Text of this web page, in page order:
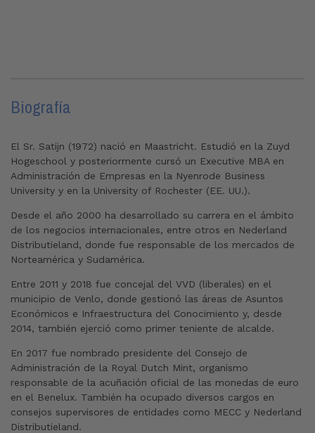
Biografía
El Sr. Satijn (1972) nació en Maastricht. Estudió en la Zuyd
Hogeschool y posteriormente cursó un Executive MBA en
Administración de Empresas en la Nyenrode Business
University y en la University of Rochester (EE. UU.).
Desde el año 2000 ha desarrollado su carrera en el ámbito
de los negocios internacionales, entre otros en Nederland
Distributieland, donde fue responsable de los mercados de
Norteamérica y Sudamérica.
Entre 2011 y 2018 fue concejal del VVD (liberales) en el
municipio de Venlo, donde gestionó las áreas de Asuntos
Económicos e Infraestructura del Conocimiento y, desde
2014, también ejerció como primer teniente de alcalde.
En 2017 fue nombrado presidente del Consejo de
Administración de la Royal Dutch Mint, organismo
responsable de la acuñación oficial de las monedas de euro
en el Benelux. También ha ocupado diversos cargos en
consejos supervisores de entidades como MECC y Nederland
Distributieland.